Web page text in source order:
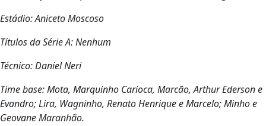
Estádio: Aniceto Moscoso
Títulos da Série A: Nenhum
Técnico: Daniel Neri
Time base: Mota, Marquinho Carioca, Marcão, Arthur Ederson e
Evandro; Lira, Wagninho, Renato Henrique e Marcelo; Minho e
Geovane Maranhão.